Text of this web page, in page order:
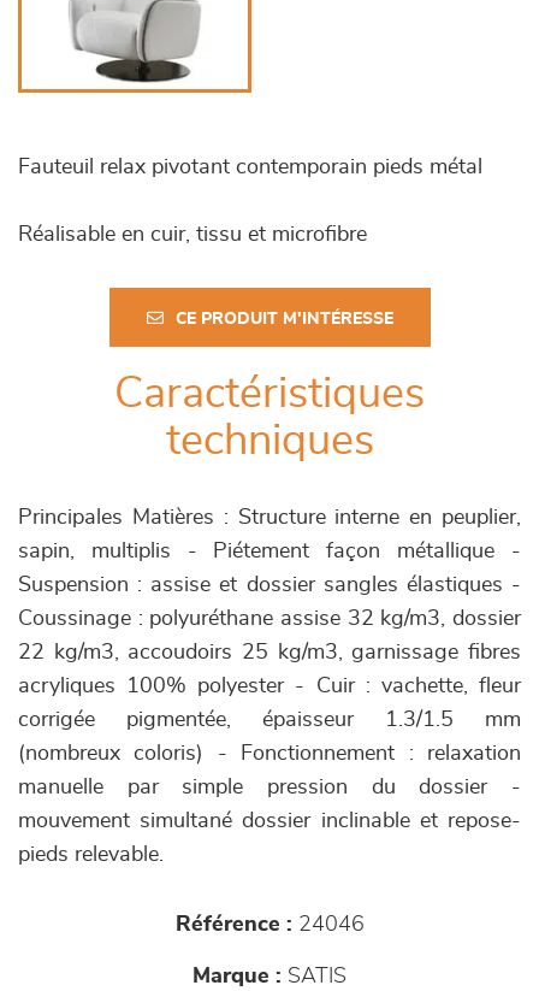
Fauteuil relax pivotant contemporain pieds métal
Réalisable en cuir, tissu et microfibre
CE PRODUIT M'INTÉRESSE
Caractéristiques
techniques
Principales Matières : Structure interne en peuplier,
sapin, multiplis - Piétement façon métallique -
Suspension : assise et dossier sangles élastiques -
Coussinage : polyuréthane assise 32 kg/m3, dossier
22 kg/m3, accoudoirs 25 kg/m3, garnissage fibres
acryliques 100% polyester - Cuir : vachette, fleur
corrigée pigmentée, épaisseur 1.3/1.5 mm
(nombreux coloris) - Fonctionnement : relaxation
manuelle par simple pression du dossier -
mouvement simultané dossier inclinable et repose-
pieds relevable.
Référence : 24046
Marque : SATIS